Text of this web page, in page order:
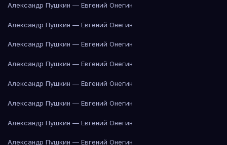
Александр Пушкин — Евгений Онегин
Александр Пушкин — Евгений Онегин
Александр Пушкин — Евгений Онегин
Александр Пушкин — Евгений Онегин
Александр Пушкин — Евгений Онегин
Александр Пушкин — Евгений Онегин
Александр Пушкин — Евгений Онегин
Александр Пушкин — Евгений Онегин